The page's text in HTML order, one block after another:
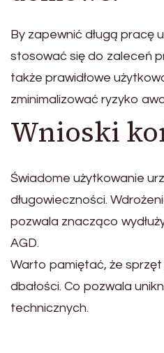
By zapewnić długą pracę
stosować się do zaleceń
także prawidłowe
zminimalizować ryzyko
Wnioski
Świadome użytkowanie
długowieczności.
pozwala znacząco
AGD.
Warto pamiętać, że
dbałości. Co pozwala
technicznych.